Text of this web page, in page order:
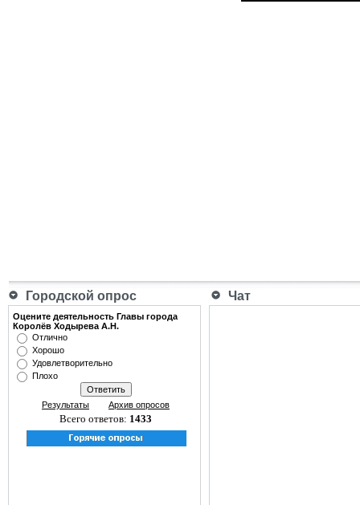
Городской опрос Чат
Оцените деятельность Главы города
Королёв Ходырева А.Н.
Отлично
Хорошо
Удовлетворительно
Плохо
Результаты Архив опросов
Всего ответов: 1433